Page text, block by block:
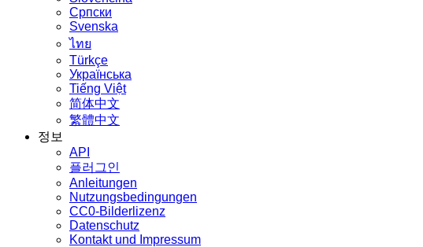
Српски
Svenska
ไทย
Türkçe
Українська
Tiếng Việt
简体中文
繁體中文
정보
API
플러그인
Anleitungen
Nutzungsbedingungen
CC0-Bilderlizenz
Datenschutz
Kontakt und Impressum